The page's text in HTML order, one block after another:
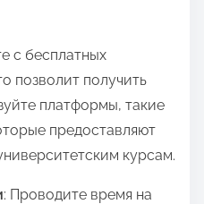
с бесплатных
позволит получить
платформы, такие
предоставляют
курсам.
: Проводите время на